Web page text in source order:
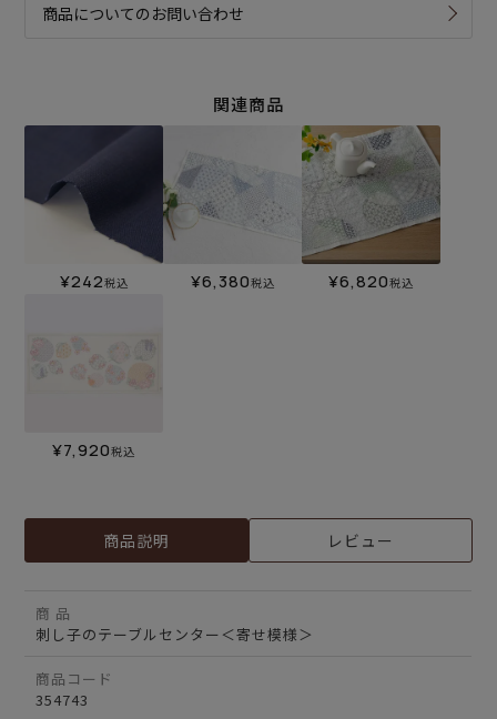
商品についてのお問い合わせ
関連商品
¥242税込 ¥6,380税込 ¥6,820税込
¥7,920税込
商品説明 レビュー
商 品
刺し子のテーブルセンター＜寄せ模様＞
商品コード
354743